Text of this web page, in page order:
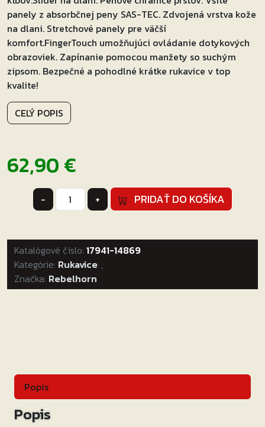
panely z absorbčnej peny SAS-TEC. Zdvojená vrstva kože
na dlani. Stretchové panely pre väčší
komfort.FingerTouch umožňujúci ovládanie dotykových
obrazoviek. Zapínanie pomocou manžety so suchým
zipsom. Bezpečné a pohodlné krátke rukavice v top
kvalite!
CELÝ POPIS
62,90€
-
množstvo
Rukavice
motocykel
Rebelhorn
Thug
II
čierne
+ PRIDAŤ DO KOŠÍKA
Katalógové číslo: 17941-14869
Kategórie: Rukavice ,
Značka: Rebelhorn
Popis
Popis